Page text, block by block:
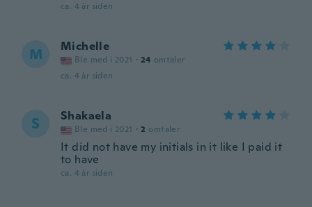
ca. 4 år siden
M Michelle
Ble med i 2021 · 24 omtaler
ca. 4 år siden
S Shakaela
Ble med i 2021 · 2 omtaler
It did not have my initials in it like I paid it
to have
ca. 4 år siden